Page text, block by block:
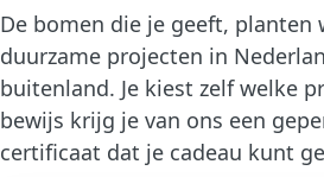
De bomen die je geeft, planten
duurzame projecten in
buitenland. Je kiest zelf welke
bewijs krijg je van ons een
certificaat dat je cadeau kunt